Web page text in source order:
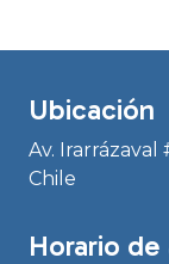
Ubicación
Av. Irarrázaval
Chile
Horario